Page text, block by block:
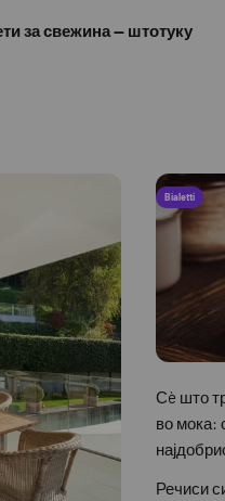
за свежина — штотуку
Bialetti
Сè што
во мока:
Речиси